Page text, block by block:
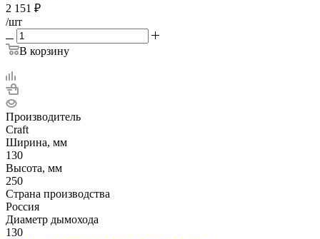
2 151 ₽
/шт
В корзину
Производитель
Craft
Ширина, мм
130
Высота, мм
250
Страна производства
Россия
Диаметр дымохода
130